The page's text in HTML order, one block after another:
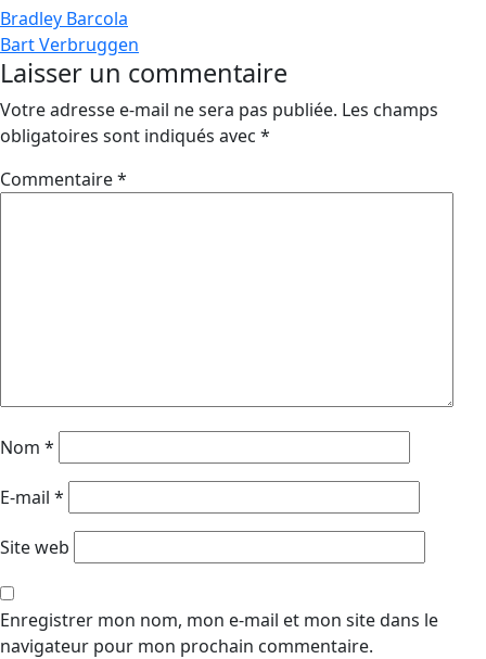
Navigation
de
l’article
Bradley Barcola
Bart Verbruggen
Laisser un commentaire
Votre adresse e-mail ne sera pas publiée. Les champs
obligatoires sont indiqués avec *
Commentaire*
Nom *
E-mail *
Site web
Enregistrer mon nom, mon e-mail et mon site dans le
navigateur pour mon prochain commentaire.